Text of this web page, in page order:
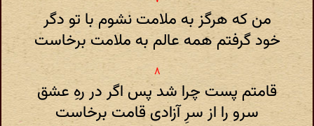
من که هرگز به ملامت نشوم با تو دگر
خود گرفتم همه عالم به ملامت برخاست
قامتم پست چرا شد پس اگر در رهِ عشق
سرو را از سرِ آزادی قامت برخاست